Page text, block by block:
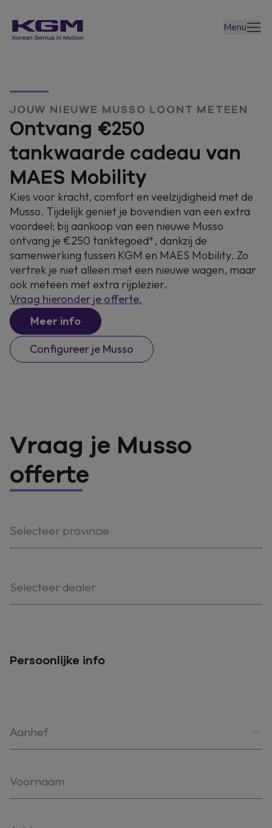
Menu
JOUW NIEUWE MUSSO LOONT METEEN
Ontvang €250
tankwaarde cadeau van
MAES Mobility
Kies voor kracht, comfort en veelzijdigheid met de
Musso. Tijdelijk geniet je bovendien van een extra
voordeel: bij aankoop van een nieuwe Musso
ontvang je €250 tanktegoed*, dankzij de
samenwerking tussen KGM en MAES Mobility. Zo
vertrek je niet alleen met een nieuwe wagen, maar
ook meteen met extra rijplezier.
Vraag hieronder je offerte.
Meer info
Configureer je Musso
Vraag je Musso
offerte
Selecteer provincie
Selecteer dealer
Persoonlijke info
Aanhef